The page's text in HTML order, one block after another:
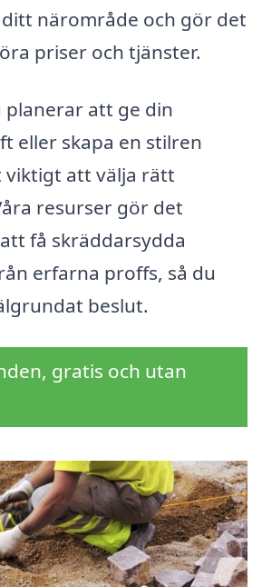
närområde och gör det
priser och tjänster.
planerar att ge din
eller skapa en stilren
att välja rätt
resurser gör det
få skräddarsydda
erfarna proffs, så du
beslut.
gratis och utan